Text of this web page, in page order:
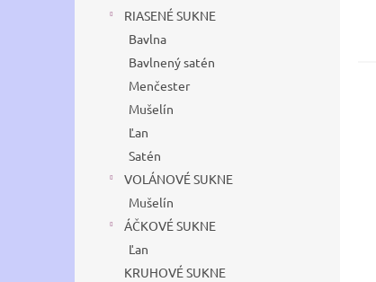
RIASENÉ SUKNE
Bavlna
Bavlnený satén
Menčester
Mušelín
Ľan
Satén
VOLÁNOVÉ SUKNE
Mušelín
ÁČKOVÉ SUKNE
Ľan
KRUHOVÉ SUKNE